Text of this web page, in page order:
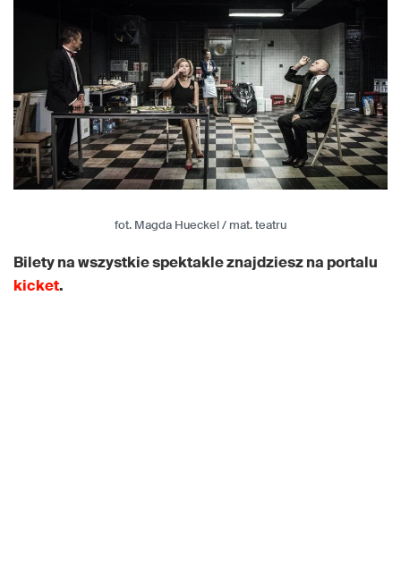
fot. Magda Hueckel / mat. teatru
Bilety na wszystkie spektakle znajdziesz na portalu
kicket.